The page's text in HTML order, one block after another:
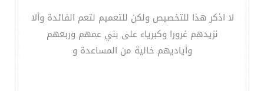
لا اذكر هذا للتخصيص ولكن للتعميم لتعم الفائدة وألا
نزيدهم غرورا وكبرياء على بني عمهم وربعهم
وأياديهم خالية من المساعدة و